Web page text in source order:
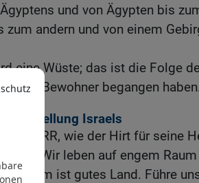
und von Ägypten bis
zum andern und von einem
eine Wüste; das ist die Folge
ihre Bewohner begangen
Israels
HERR, wie der Hirt für seine
Wir leben auf engem
ringsum ist gutes Land. Führe